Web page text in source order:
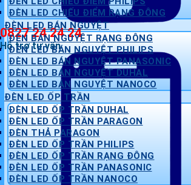
0827 24 24 24
Hỗ trợ tư vấn
ĐÈN LED CHIẾU ĐIỂM RẠNG ĐÔNG
ĐÈN LED BÁN NGUYỆT
ĐÈN BÁN NGUYỆT RẠNG ĐÔNG
ĐÈN LED BÁN NGUYỆT PHILIPS
ĐÈN LED BÁN NGUYỆT PANASONIC
ĐÈN LED BÁN NGUYỆT DUHAL
ĐÈN LED BÁN NGUYỆT NANOCO
ĐÈN LED ỐP TRẦN
ĐÈN LED ỐP TRẦN DUHAL
ĐÈN LED ỐP TRẦN PARAGON
ĐÈN THẢ PARAGON
ĐÈN LED ỐP TRẦN PHILIPS
ĐÈN LED ỐP TRẦN RẠNG ĐÔNG
ĐÈN LED ỐP TRẦN PANASONIC
ĐÈN LED ỐP TRẦN NANOCO